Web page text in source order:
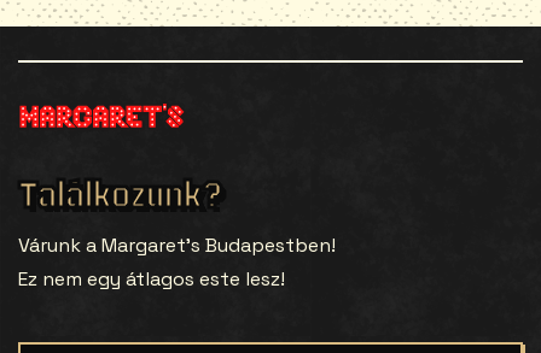
Találkozunk?
Várunk a Margaret’s Budapestben!
Ez nem egy átlagos este lesz!